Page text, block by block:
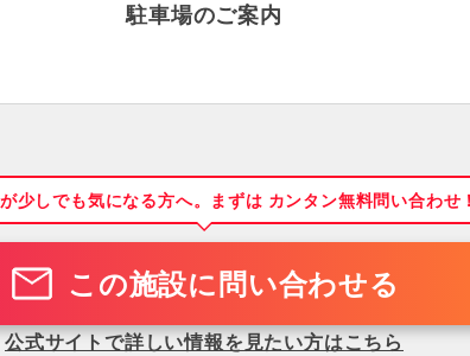
駐車場のご案内
少しでも気になる方へ。まずは カンタン無料問い合わせ
この施設に問い合わせる
公式サイトで詳しい情報を見たい方はこちら